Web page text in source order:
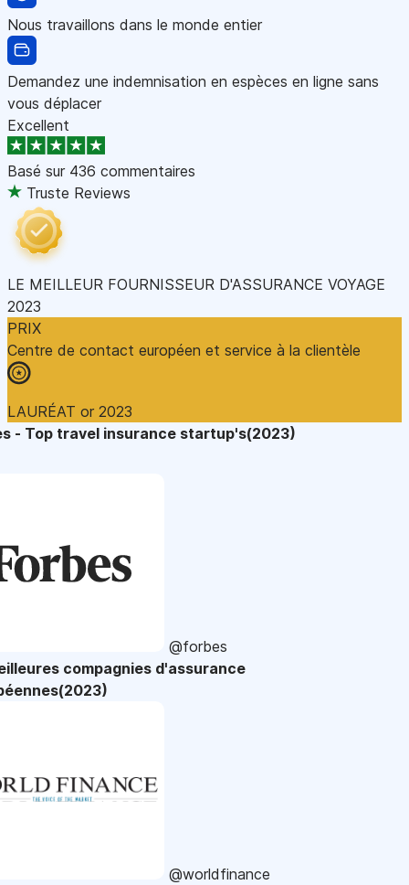
Nous travaillons dans le monde entier
Demandez une indemnisation en espèces en ligne sans
vous déplacer
Excellent
Basé sur 436 commentaires
Truste Reviews
LE MEILLEUR FOURNISSEUR D'ASSURANCE VOYAGE
2023
PRIX
Centre de contact européen et service à la clientèle
LAURÉAT or 2023
- Top travel insurance startup's(2023)
@forbes
compagnies d'assurance
@worldfinance